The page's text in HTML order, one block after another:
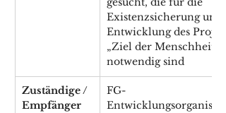
Existenzsicherung und
Entwicklung des
„Ziel der Menschheit“
notwendig sind
Zuständige /
Empfänger
FG-